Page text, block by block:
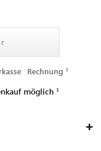
Rechnung
möglich